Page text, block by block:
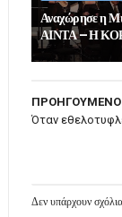
Αναχώρησε η
ΑΙΝΤΑ – Η
Όταν
Δεν υπάρχουν σχόλια